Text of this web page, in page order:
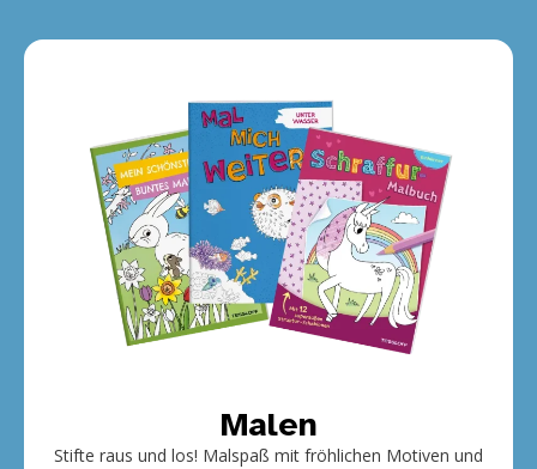
Malen
Stifte raus und los! Malspaß mit fröhlichen Motiven und